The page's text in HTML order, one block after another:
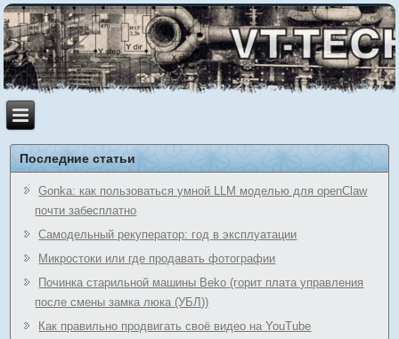
Последние статьи
Gonka: как пользоваться умной LLM моделью для openClaw
почти забесплатно
Самодельный рекуператор: год в эксплуатации
Микростоки или где продавать фотографии
Починка старильной машины Beko (горит плата управления
после смены замка люка (УБЛ))
Как правильно продвигать своё видео на YouTube